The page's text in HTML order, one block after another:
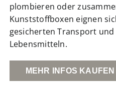
plombieren oder
Kunststoffboxen eignen
gesicherten Transport
Lebensmitteln.
MEHR INFOS KAUFEN